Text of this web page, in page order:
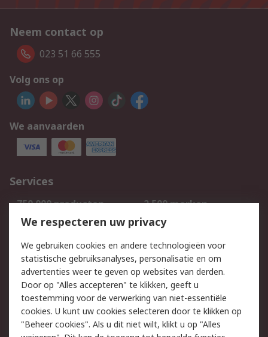
Neem contact op
023 51 66 555
Volg ons op
We aanvaarden
Services
750.000 producten
2.500 merken
Bestellen
Inkoopoplossingen
Track & Trace
Wettelijk
Cookiebeleid
Email veiligheid
Privacybeleid
Websitevoorwaarden
We respecteren uw privacy
We gebruiken cookies en andere technologieën voor
statistische gebruiksanalyses, personalisatie en om
advertenties weer te geven op websites van derden.
Door op "Alles accepteren" te klikken, geeft u
toestemming voor de verwerking van niet-essentiële
cookies. U kunt uw cookies selecteren door te klikken op
"Beheer cookies". Als u dit niet wilt, klikt u op "Alles